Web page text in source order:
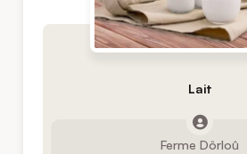
Lait
Ferme Dôrloû